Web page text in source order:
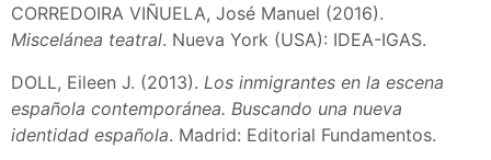
CORREDOIRA VIÑUELA, José Manuel (2016).
Miscelánea teatral. Nueva York (USA): IDEA-IGAS.
DOLL, Eileen J. (2013). Los inmigrantes en la escena
española contemporánea. Buscando una nueva
identidad española. Madrid: Editorial Fundamentos.